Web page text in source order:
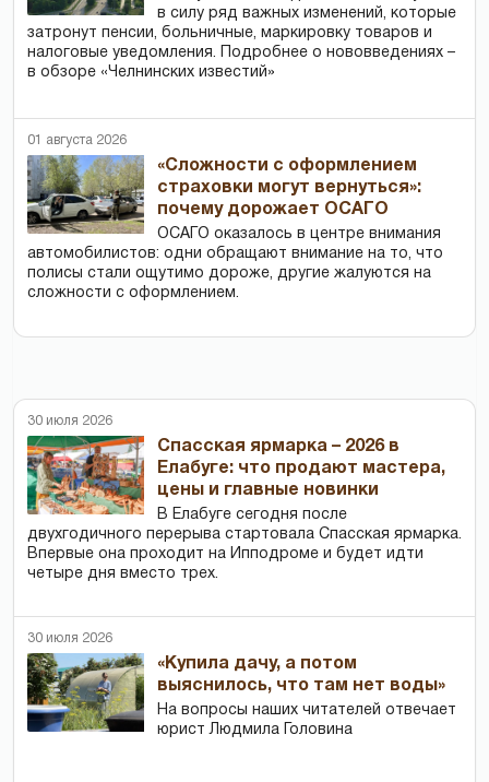
в силу ряд важных изменений, которые
затронут пенсии, больничные, маркировку товаров и
налоговые уведомления. Подробнее о нововведениях –
в обзоре «Челнинских известий»
01 августа 2026
«Сложности с оформлением
страховки могут вернуться»:
почему дорожает ОСАГО
ОСАГО оказалось в центре внимания
автомобилистов: одни обращают внимание на то, что
полисы стали ощутимо дороже, другие жалуются на
сложности с оформлением.
30 июля 2026
Спасская ярмарка – 2026 в
Елабуге: что продают мастера,
цены и главные новинки
В Елабуге сегодня после
двухгодичного перерыва стартовала Спасская ярмарка.
Впервые она проходит на Ипподроме и будет идти
четыре дня вместо трех.
30 июля 2026
«Купила дачу, а потом
выяснилось, что там нет воды»
На вопросы наших читателей отвечает
юрист Людмила Головина